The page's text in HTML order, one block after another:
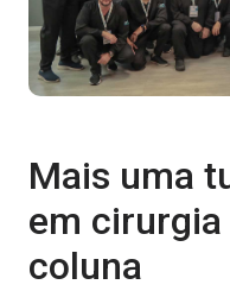
Mais uma
em
coluna